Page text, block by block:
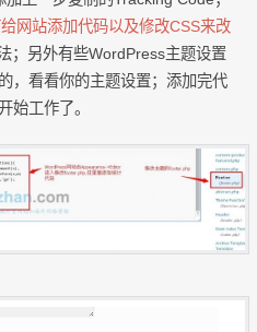
网站添加代码以及修改CSS来改
；另外有些WordPress主题设置
，看看你的主题设置；添加完代
始工作了。